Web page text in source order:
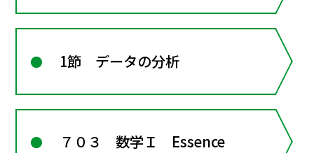
1節 データの分析
７０３ 数学Ｉ Essence